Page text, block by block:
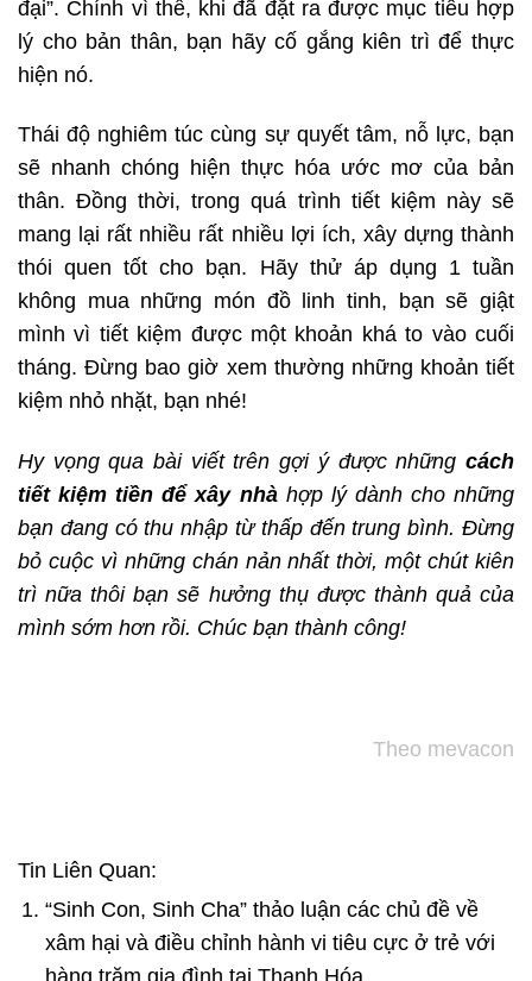
đại”. Chính vì thế, khi đã đặt ra được mục tiêu hợp
lý cho bản thân, bạn hãy cố gắng kiên trì để thực
hiện nó.
Thái độ nghiêm túc cùng sự quyết tâm, nỗ lực, bạn
sẽ nhanh chóng hiện thực hóa ước mơ của bản
thân. Đồng thời, trong quá trình tiết kiệm này sẽ
mang lại rất nhiều rất nhiều lợi ích, xây dựng thành
thói quen tốt cho bạn. Hãy thử áp dụng 1 tuần
không mua những món đồ linh tinh, bạn sẽ giật
mình vì tiết kiệm được một khoản khá to vào cuối
tháng. Đừng bao giờ xem thường những khoản tiết
kiệm nhỏ nhặt, bạn nhé!
Hy vọng qua bài viết trên gợi ý được những cách
tiết kiệm tiền để xây nhàhợp lý dành cho những
bạn đang có thu nhập từ thấp đến trung bình. Đừng
bỏ cuộc vì những chán nản nhất thời, một chút kiên
trì nữa thôi bạn sẽ hưởng thụ được thành quả của
mình sớm hơn rồi. Chúc bạn thành công!
Theo mevacon
Tin Liên Quan:
“Sinh Con, Sinh Cha” thảo luận các chủ đề về
xâm hại và điều chỉnh hành vi tiêu cực ở trẻ với
hàng trăm gia đình tại Thanh Hóa